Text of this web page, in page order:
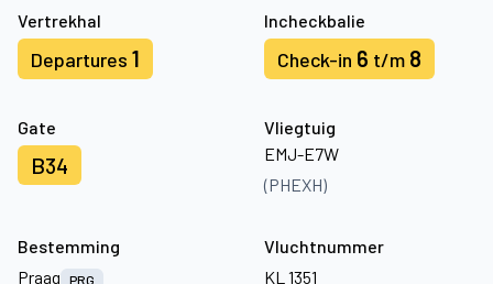
Vertrekhal
Departures 1
Incheckbalie
Check-in 6 t/m 8
Gate
B34
Vliegtuig
EMJ-E7W
(PHEXH)
Bestemming
Praag
PRG
Vluchtnummer
KL 1351